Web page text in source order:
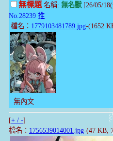
無標題名稱: 無名獸[26/05/
No.28239 推
檔名： 1779103481789.jpg-(1652
無內文
[+ / -]
檔名： 1756539014001.jpg-(47 KB,